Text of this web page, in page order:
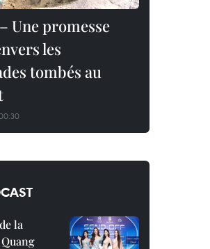
Une promesse
les
tombés au
la